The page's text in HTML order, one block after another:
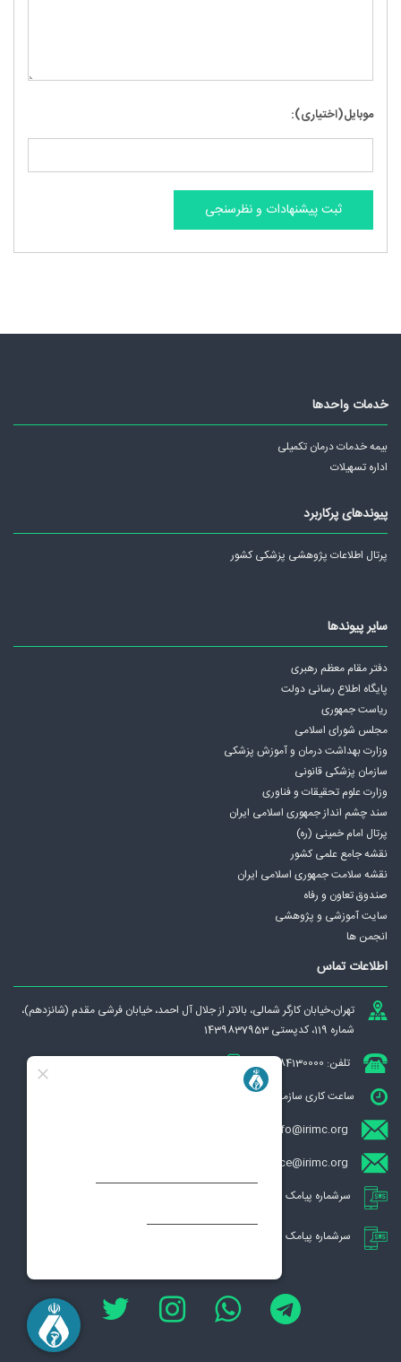
موبایل(اختیاری):
خدمات واحدها
بیمه خدمات درمان تکمیلی
اداره تسهیلات
پیوندهای پرکاربرد
پرتال اطلاعات پژوهشی پزشکی کشور
سایر پیوندها
دفتر مقام معظم رهبری
پايگاه اطلاع رسانی دولت
ریاست جمهوری
مجلس شورای اسلامی
وزارت بهداشت درمان و آموزش پزشکی
سازمان پزشکی قانونی
وزارت علوم تحقیقات و فناوری
سند چشم انداز جمهوری اسلامی ايران
پرتال امام خمینی (ره)
نقشه جامع علمی كشور
نقشه سلامت جمهوری اسلامی ايران
صندوق تعاون و رفاه
سایت آموزشی و پژوهشی
انجمن ها
اطلاعات تماس
تهران،‌خيابان كارگر شمالی، بالاتر از جلال آل احمد، خيابان فرشی مقدم (شانزدهم)،
شماره 119، کدپستی 1439837953
تلفن: 84130000
ساعت کاری سازمان : شنبه تا چهارشنبه از ساعت 7:00 الی 13:00
info@irimc.org
ece@irimc.org (تبادل الکترونیکی مکاتبات ECE)
سرشماره پیامک سازمان نظام پزشکی 9830007471
سرشماره پیامک صندوق تعاون و رفاه 9830005206